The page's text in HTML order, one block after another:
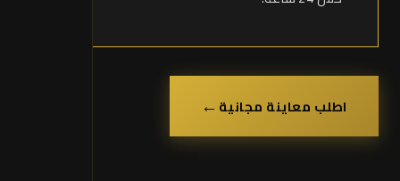
اطلب معاينة مجانية←